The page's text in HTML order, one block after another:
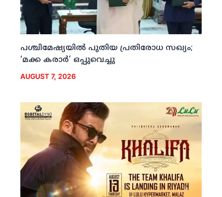
പശ്ചിമേഷ്യയില്‍ പുതിയ പ്രതിരോധ സഖ്യം;
‘മക്ക കരാര്‍’ ഒപ്പുവെച്ചു
AUGUST 7, 2026